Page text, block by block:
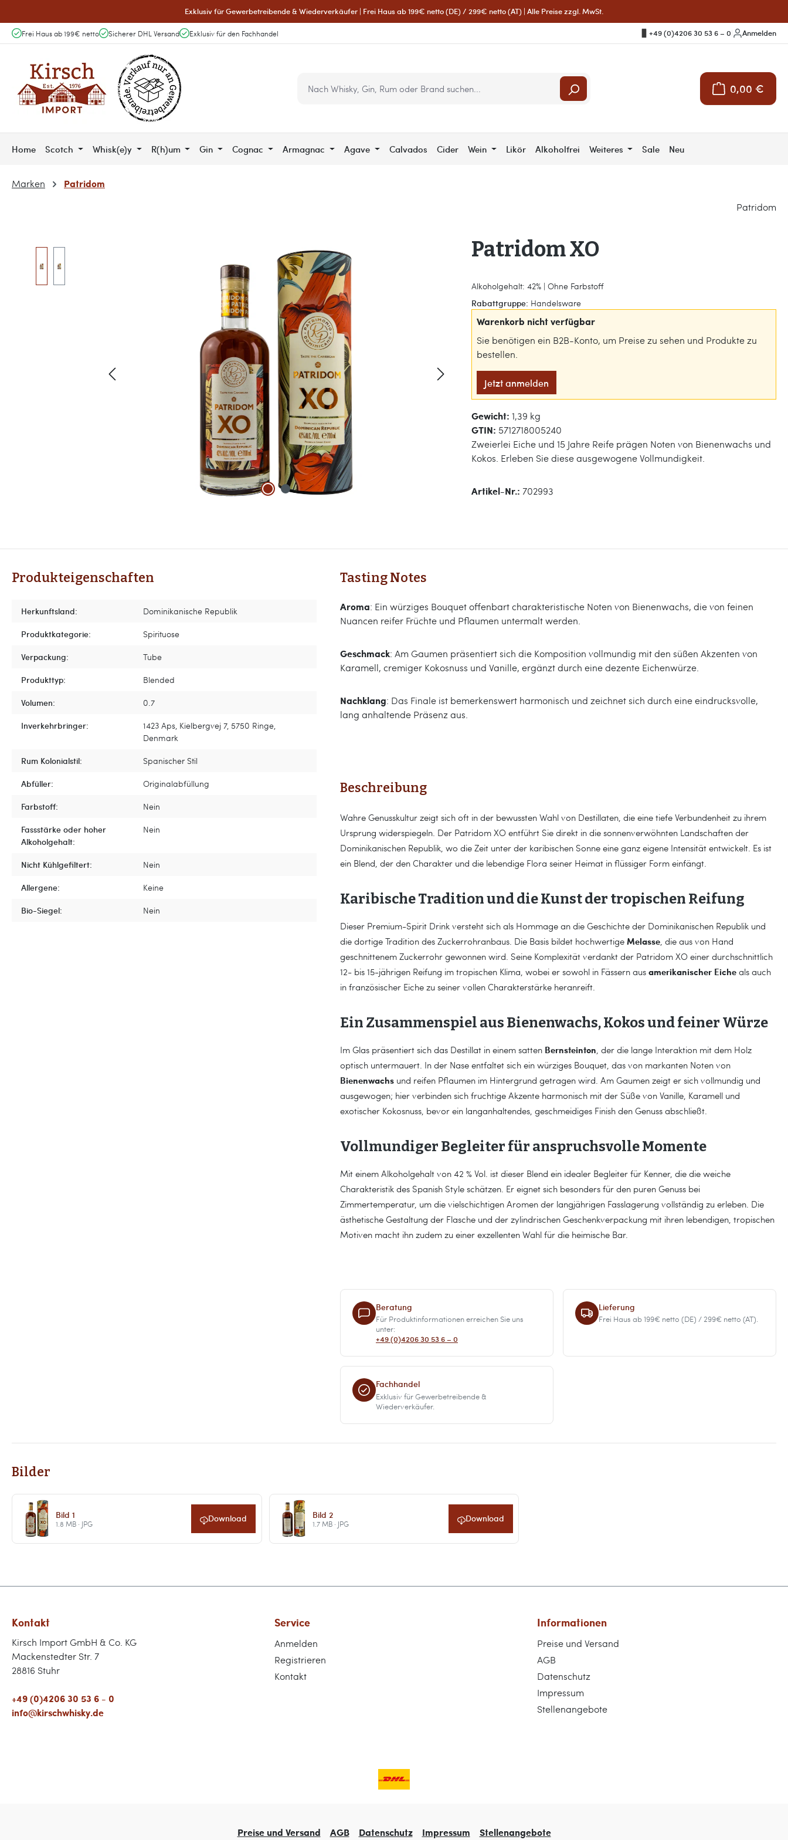
Exklusiv für Gewerbetreibende & Wiederverkäufer | Frei Haus ab 199€ netto (DE) / 299€ netto (AT) | Alle Preise zzgl. MwSt.
Frei Haus ab 199€ netto Sicherer DHL Versand Exklusiv für den Fachhandel +49 (0)4206 30 53 6 – 0 Anmelden
0,00 €
Warenkorb
Home Scotch Whisk(e)y R(h)um Gin Cognac Armagnac Agave Calvados Cider Wein Likör Alkoholfrei Weiteres Sale Neu
Marken Patridom
Patridom
Patridom XO
Alkoholgehalt: 42% | Ohne Farbstoff
Rabattgruppe: Handelsware
Warenkorb nicht verfügbar
Sie benötigen ein B2B-Konto, um Preise zu sehen und Produkte zu
bestellen.
Jetzt anmelden
Gewicht: 1,39 kg
GTIN: 5712718005240
Zweierlei Eiche und 15 Jahre Reife prägen Noten von Bienenwachs und
Kokos. Erleben Sie diese ausgewogene Vollmundigkeit.
Artikel-Nr.: 702993
Produkteigenschaften
Herkunftsland:
Dominikanische Republik
Produktkategorie:
Spirituose
Verpackung:
Tube
Produkttyp:
Blended
Volumen:
0.7
Inverkehrbringer:
1423 Aps, Kielbergvej 7, 5750 Ringe,
Denmark
Rum Kolonialstil:
Spanischer Stil
Abfüller:
Originalabfüllung
Farbstoff:
Nein
Fassstärke oder hoher
Alkoholgehalt:
Nein
Nicht Kühlgefiltert:
Nein
Allergene:
Keine
Bio-Siegel:
Nein
Tasting Notes
Aroma: Ein würziges Bouquet offenbart charakteristische Noten von Bienenwachs, die von feinen
Nuancen reifer Früchte und Pflaumen untermalt werden.
Geschmack: Am Gaumen präsentiert sich die Komposition vollmundig mit den süßen Akzenten von
Karamell, cremiger Kokosnuss und Vanille, ergänzt durch eine dezente Eichenwürze.
Nachklang: Das Finale ist bemerkenswert harmonisch und zeichnet sich durch eine eindrucksvolle,
lang anhaltende Präsenz aus.
Beschreibung
Wahre Genusskultur zeigt sich oft in der bewussten Wahl von Destillaten, die eine tiefe Verbundenheit zu ihrem
Ursprung widerspiegeln. Der Patridom XO entführt Sie direkt in die sonnenverwöhnten Landschaften der
Dominikanischen Republik, wo die Zeit unter der karibischen Sonne eine ganz eigene Intensität entwickelt. Es ist
ein Blend, der den Charakter und die lebendige Flora seiner Heimat in flüssiger Form einfängt.
Karibische Tradition und die Kunst der tropischen Reifung
Dieser Premium-Spirit Drink versteht sich als Hommage an die Geschichte der Dominikanischen Republik und
die dortige Tradition des Zuckerrohranbaus. Die Basis bildet hochwertige Melasse, die aus von Hand
geschnittenem Zuckerrohr gewonnen wird. Seine Komplexität verdankt der Patridom XO einer durchschnittlich
12- bis 15-jährigen Reifung im tropischen Klima, wobei er sowohl in Fässern aus amerikanischer Eiche als auch
in französischer Eiche zu seiner vollen Charakterstärke heranreift.
Ein Zusammenspiel aus Bienenwachs, Kokos und feiner Würze
Im Glas präsentiert sich das Destillat in einem satten Bernsteinton, der die lange Interaktion mit dem Holz
optisch untermauert. In der Nase entfaltet sich ein würziges Bouquet, das von markanten Noten von
Bienenwachs und reifen Pflaumen im Hintergrund getragen wird. Am Gaumen zeigt er sich vollmundig und
ausgewogen; hier verbinden sich fruchtige Akzente harmonisch mit der Süße von Vanille, Karamell und
exotischer Kokosnuss, bevor ein langanhaltendes, geschmeidiges Finish den Genuss abschließt.
Vollmundiger Begleiter für anspruchsvolle Momente
Mit einem Alkoholgehalt von 42 % Vol. ist dieser Blend ein idealer Begleiter für Kenner, die die weiche
Charakteristik des Spanish Style schätzen. Er eignet sich besonders für den puren Genuss bei
Zimmertemperatur, um die vielschichtigen Aromen der langjährigen Fasslagerung vollständig zu erleben. Die
ästhetische Gestaltung der Flasche und der zylindrischen Geschenkverpackung mit ihren lebendigen, tropischen
Motiven macht ihn zudem zu einer exzellenten Wahl für die heimische Bar.
Beratung
Für Produktinformationen erreichen Sie uns
unter:
+49 (0)4206 30 53 6 – 0
Lieferung
Frei Haus ab 199€ netto (DE) / 299€ netto (AT).
Fachhandel
Exklusiv für Gewerbetreibende &
Wiederverkäufer.
Bilder
Bild 1
1.8 MB · JPG Download Bild 2
1.7 MB · JPG Download
Kontakt
Kirsch Import GmbH & Co. KG
Mackenstedter Str. 7
28816 Stuhr
+49 (0)4206 30 53 6 - 0
info@kirschwhisky.de
Service
Anmelden
Registrieren
Kontakt
Informationen
Preise und Versand
AGB
Datenschutz
Impressum
Stellenangebote
Preise und Versand AGB Datenschutz Impressum Stellenangebote